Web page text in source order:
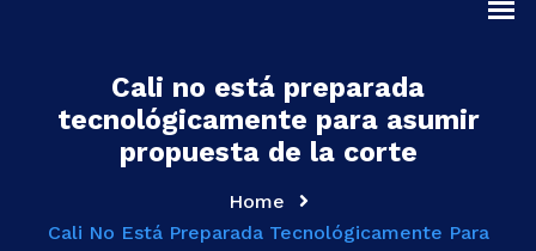
Cali no está preparada
tecnológicamente para asumir
propuesta de la corte
Home
Cali No Está Preparada Tecnológicamente Para